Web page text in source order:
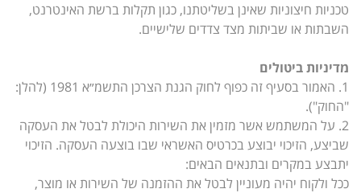
טכניות חיצוניות שאינן בשליטתנו, כגון תקלות ברשת האינטרנט,
השבתות או שביתות מצד צדדים שלישיים.
מדיניות ביטולים
1. האמור בסעיף זה כפוף לחוק הגנת הצרכן התשמ״א 1981 (להלן:
"החוק").
2. על המשתמש אשר מזמין את השירות היכולת לבטל את העסקה
שביצע, הזיכוי יבוצע בכרטיס האשראי שבו בוצעה העסקה. הזיכוי
יתבצע במקרים ובתנאים הבאים:
ככל ולקוח יהיה מעוניין לבטל את ההזמנה של השירות או מוצר,